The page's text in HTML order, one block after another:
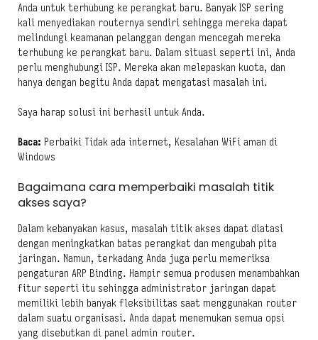
Anda untuk terhubung ke perangkat baru. Banyak ISP sering
kali menyediakan routernya sendiri sehingga mereka dapat
melindungi keamanan pelanggan dengan mencegah mereka
terhubung ke perangkat baru. Dalam situasi seperti ini, Anda
perlu menghubungi ISP. Mereka akan melepaskan kuota, dan
hanya dengan begitu Anda dapat mengatasi masalah ini.
Saya harap solusi ini berhasil untuk Anda.
Baca: Perbaiki Tidak ada internet, Kesalahan WiFi aman di
Windows
Bagaimana cara memperbaiki masalah titik
akses saya?
Dalam kebanyakan kasus, masalah titik akses dapat diatasi
dengan meningkatkan batas perangkat dan mengubah pita
jaringan. Namun, terkadang Anda juga perlu memeriksa
pengaturan ARP Binding. Hampir semua produsen menambahkan
fitur seperti itu sehingga administrator jaringan dapat
memiliki lebih banyak fleksibilitas saat menggunakan router
dalam suatu organisasi. Anda dapat menemukan semua opsi
yang disebutkan di panel admin router.